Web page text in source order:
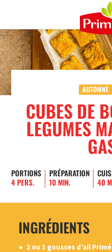
AUTOMNE
CUBES DE
LEGUMES
PORTIONS
4 PERS.
PRÉPARATION
10 MIN.
40
INGRÉDIENTS
2 ou 3 gousses d’ail